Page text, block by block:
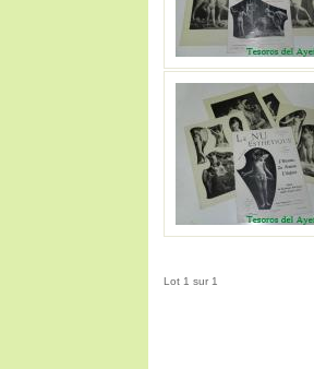
Lot 1 sur 1